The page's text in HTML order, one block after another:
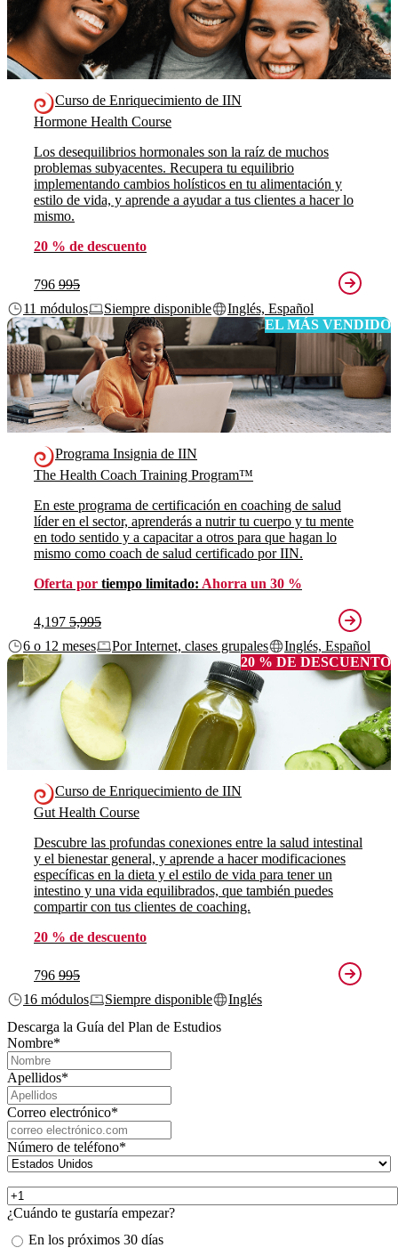
Curso de Enriquecimiento de IIN
Hormone Health Course
Los desequilibrios hormonales son la raíz de muchos
problemas subyacentes. Recupera tu equilibrio
implementando cambios holísticos en tu alimentación y
estilo de vida, y aprende a ayudar a tus clientes a hacer lo
mismo.
20 % de descuento
796 995
11 módulos
Siempre disponible
Inglés, Español
EL MÁS VENDIDO
Programa Insignia de IIN
The Health Coach Training Program™
En este programa de certificación en coaching de salud
líder en el sector, aprenderás a nutrir tu cuerpo y tu mente
en todo sentido y a capacitar a otros para que hagan lo
mismo como coach de salud certificado por IIN.
Oferta por tiempo limitado: Ahorra un 30 %
4,197 5,995
6 o 12 meses
Por Internet, clases grupales
Inglés, Español
20 % DE DESCUENTO
Curso de Enriquecimiento de IIN
Gut Health Course
Descubre las profundas conexiones entre la salud intestinal
y el bienestar general, y aprende a hacer modificaciones
específicas en la dieta y el estilo de vida para tener un
intestino y una vida equilibrados, que también puedes
compartir con tus clientes de coaching.
20 % de descuento
796 995
16 módulos
Siempre disponible
Inglés
Descarga la Guía del Plan de Estudios
Nombre*
Apellidos*
Correo electrónico*
Número de teléfono*
¿Cuándo te gustaría empezar?
En los próximos 30 días